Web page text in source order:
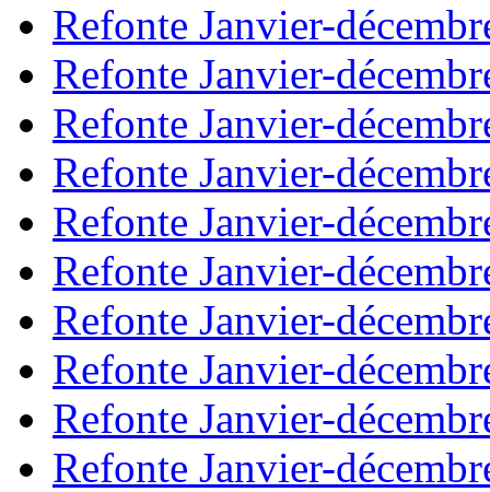
Refonte Janvier-
Refonte Janvier-
Refonte Janvier-
Refonte Janvier-
Refonte Janvier-
Refonte Janvier-
Refonte Janvier-
Refonte Janvier-
Refonte Janvier-
Refonte Janvier-